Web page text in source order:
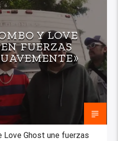
Y LOVE
FUERZAS
Love Ghost une fuerzas